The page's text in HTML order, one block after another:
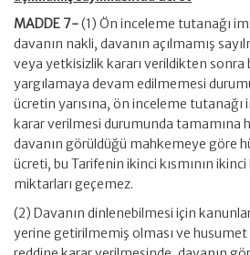
MADDE 7-(1) Ön inceleme tutanağı
davanın nakli, davanın açılmamış
veya yetkisizlik kararı verildikten sonra
yargılamaya devam edilmemesi
ücretin yarısına, ön inceleme tutanağı
karar verilmesi durumunda tamamına
davanın görüldüğü mahkemeye göre
ücreti, bu Tarifenin ikinci kısmının ikinci
miktarları geçemez.
(2) Davanın dinlenebilmesi için
yerine getirilmemiş olması ve husumet